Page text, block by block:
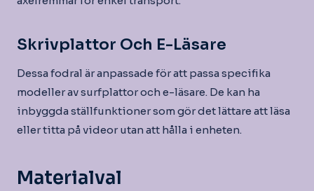
Skrivplattor Och E-Läsare
Dessa fodral är anpassade för att passa specifika
modeller av surfplattor och e-läsare. De kan ha
inbyggda ställfunktioner som gör det lättare att läsa
eller titta på videor utan att hålla i enheten.
Materialval